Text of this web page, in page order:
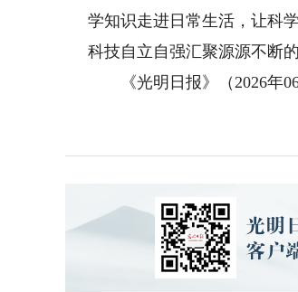
学知识走进日常生活，让科
科技自立自强汇聚源源不断
《光明日报》（2026年06